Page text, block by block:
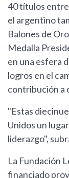
40 títulos entre
el argentino
Balones de
Medalla
en una esfera
logros en el
contribución a
"Estas
Unidos un
liderazgo",
La Fundación
financiado